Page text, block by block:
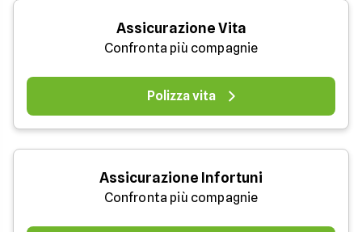
Assicurazione Vita
Confronta più compagnie
Polizza vita
Assicurazione Infortuni
Confronta più compagnie